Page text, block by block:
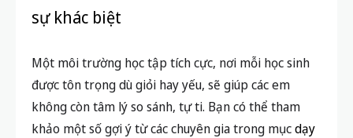
sự khác biệt
Một môi trường học tập tích cực, nơi mỗi học sinh
được tôn trọng dù giỏi hay yếu, sẽ giúp các em
không còn tâm lý so sánh, tự ti. Bạn có thể tham
khảo một số gợi ý từ các chuyên gia trong mụcdạy